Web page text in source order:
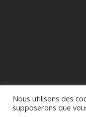
© Eric Frey
Nous utilisons des
supposerons que